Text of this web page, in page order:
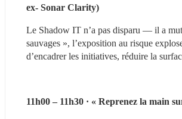
ex- Sonar Clarity)
Le Shadow IT n’a pas disparu — il a
sauvages », l’exposition au risque
d’encadrer les initiatives, réduire la
11h00 – 11h30 · « Reprenez la main